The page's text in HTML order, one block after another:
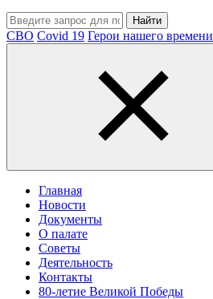
Найти
СВО Covid 19 Герои нашего времени
Главная
Новости
Документы
О палате
Советы
Деятельность
Контакты
80-летие Великой Победы